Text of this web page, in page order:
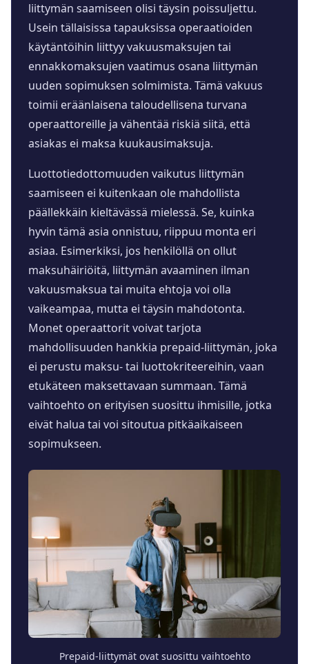
liittymän saamiseen olisi täysin poissuljettu.
Usein tällaisissa tapauksissa operaatioiden
käytäntöihin liittyy vakuusmaksujen tai
ennakkomaksujen vaatimus osana liittymän
uuden sopimuksen solmimista. Tämä vakuus
toimii eräänlaisena taloudellisena turvana
operaattoreille ja vähentää riskiä siitä, että
asiakas ei maksa kuukausimaksuja.
Luottotiedottomuuden vaikutus liittymän
saamiseen ei kuitenkaan ole mahdollista
päällekkäin kieltävässä mielessä. Se, kuinka
hyvin tämä asia onnistuu, riippuu monta eri
asiaa. Esimerkiksi, jos henkilöllä on ollut
maksuhäiriöitä, liittymän avaaminen ilman
vakuusmaksua tai muita ehtoja voi olla
vaikeampaa, mutta ei täysin mahdotonta.
Monet operaattorit voivat tarjota
mahdollisuuden hankkia prepaid-liittymän, joka
ei perustu maksu- tai luottokriteereihin, vaan
etukäteen maksettavaan summaan. Tämä
vaihtoehto on erityisen suosittu ihmisille, jotka
eivät halua tai voi sitoutua pitkäaikaiseen
sopimukseen.
Prepaid-liittymät ovat suosittu vaihtoehto